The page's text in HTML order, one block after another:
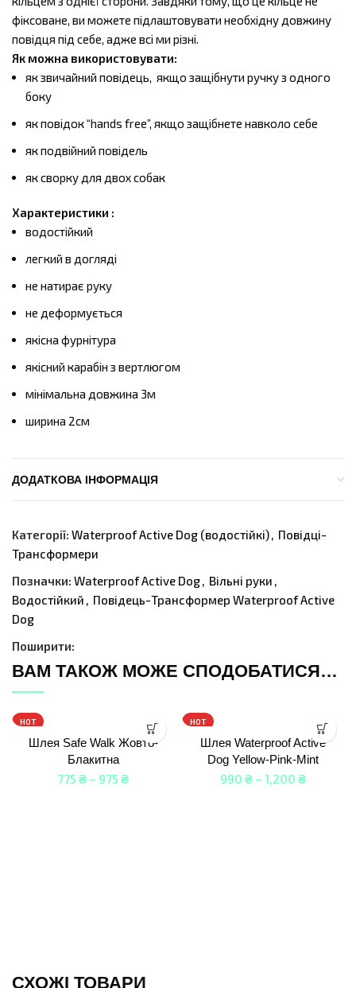
фіксоване, ви можете підлаштовувати необхідну довжину
повідця під себе, адже всі ми різні.
Як можна використовувати:
як звичайний повідець, якщо защібнути ручку з одного
боку
як повідок “hands free”, якщо защібнете навколо себе
як подвійний повідель
як сворку для двох собак
Характеристики :
водостійкий
легкий в догляді
не натирає руку
не деформується
якісна фурнітура
якісний карабін з вертлюгом
мінімальна довжина 3м
ширина 2см
ДОДАТКОВА ІНФОРМАЦІЯ
Категорії: Waterproof Active Dog (водостійкі), Повідці-
Трансформери
Позначки: Waterproof Active Dog, Вільні руки ,
Водостійкий , Повідець-Трансформер Waterproof Active
Dog
Поширити:
ВАМ ТАКОЖ МОЖЕ СПОДОБАТИСЯ…
HOT
Шлея Safe Walk Жовто-
Блакитна
775 ₴ – 975 ₴
HOT
Шлея Waterproof Active
Dog Yellow-Pink-Mint
990 ₴ – 1,200 ₴
СХОЖІ ТОВАРИ